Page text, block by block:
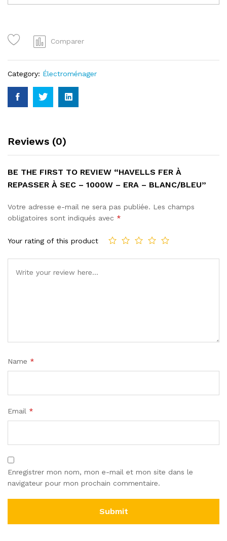
à
Sec
1000W
-
Blanc/Bleu
Comparer
Category: Électroménager
Reviews (0)
BE THE FIRST TO REVIEW “HAVELLS FER À
REPASSER À SEC – 1000W – ERA – BLANC/BLEU”
Votre adresse e-mail ne sera pas publiée. Les champs
obligatoires sont indiqués avec *
Your rating of this product
Name *
Email *
Enregistrer mon nom, mon e-mail et mon site dans le
navigateur pour mon prochain commentaire.